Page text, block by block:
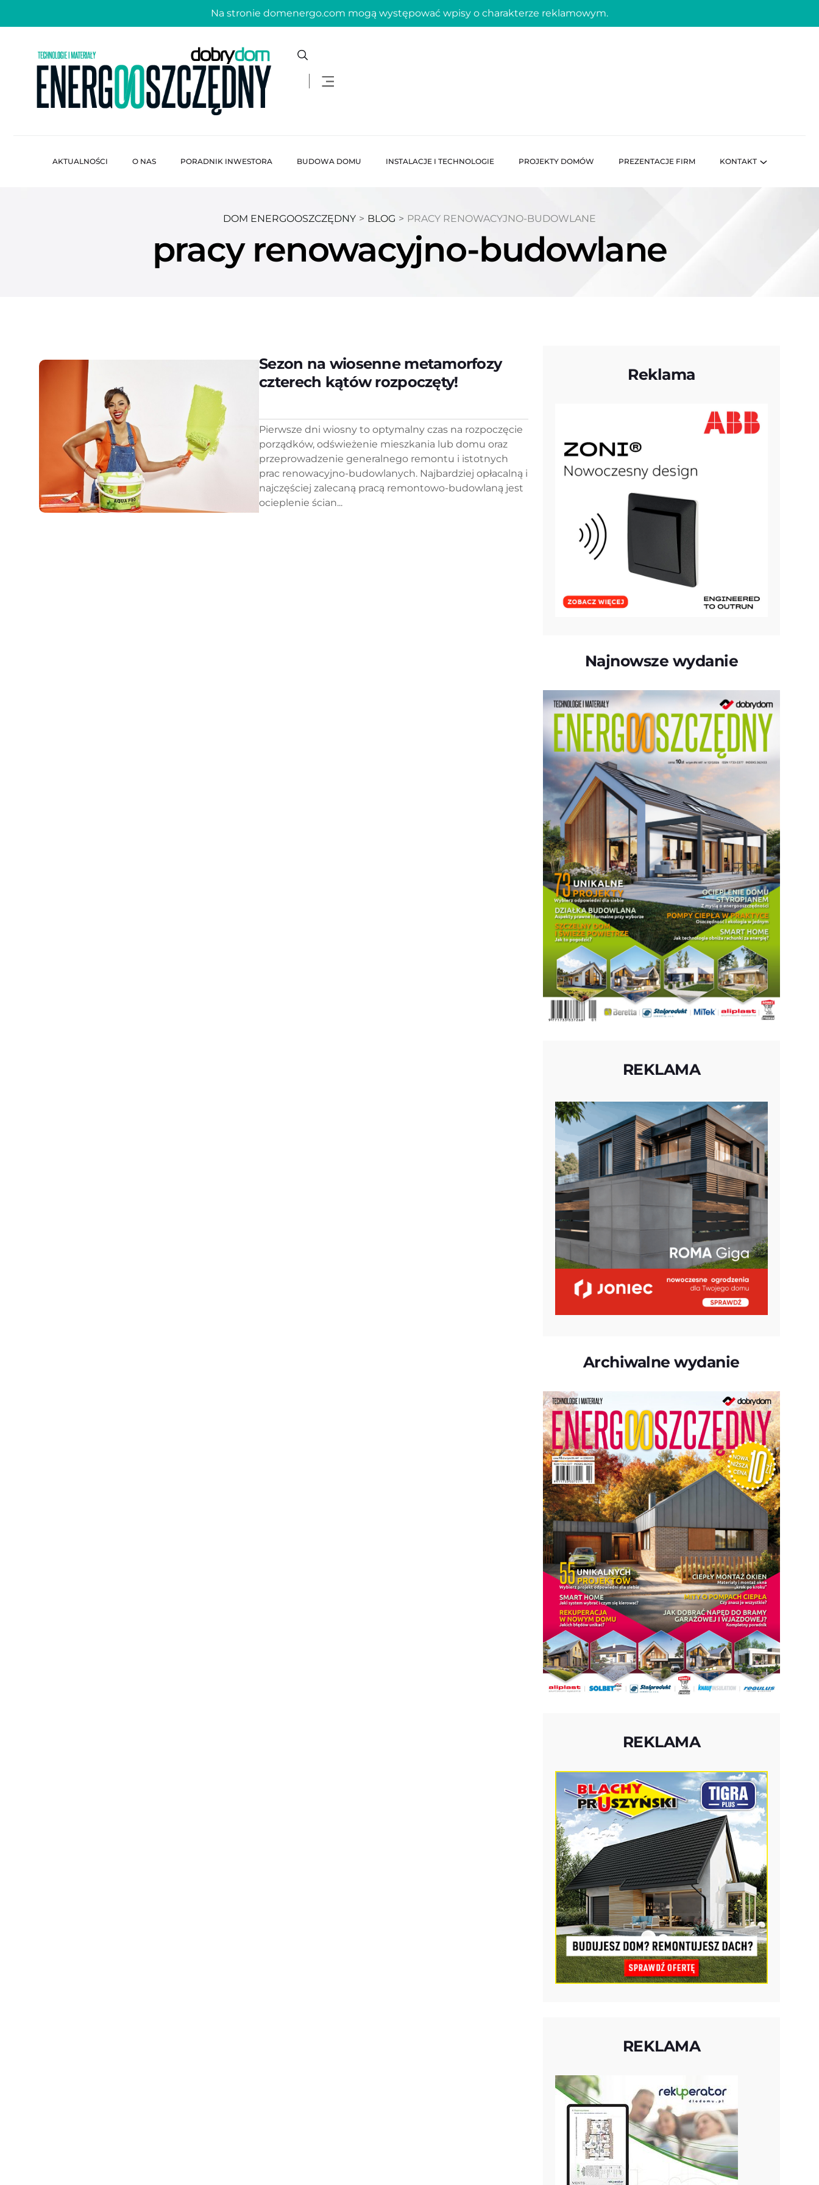
Na stronie domenergo.com mogą występować wpisy o charakterze reklamowym.
AKTUALNOŚCI O NAS PORADNIK INWESTORA BUDOWA DOMU INSTALACJE I TECHNOLOGIE PROJEKTY DOMÓW PREZENTACJE FIRM KONTAKT
DOM ENERGOOSZCZĘDNY > BLOG > PRACY RENOWACYJNO-BUDOWLANE
pracy renowacyjno-budowlane
Sezon na wiosenne metamorfozy
czterech kątów rozpoczęty!
Pierwsze dni wiosny to optymalny czas na rozpoczęcie
porządków, odświeżenie mieszkania lub domu oraz
przeprowadzenie generalnego remontu i istotnych
prac renowacyjno-budowlanych. Najbardziej opłacalną i
najczęściej zalecaną pracą remontowo-budowlaną jest
ocieplenie ścian...
Reklama
Najnowsze wydanie
REKLAMA
Archiwalne wydanie
REKLAMA
REKLAMA